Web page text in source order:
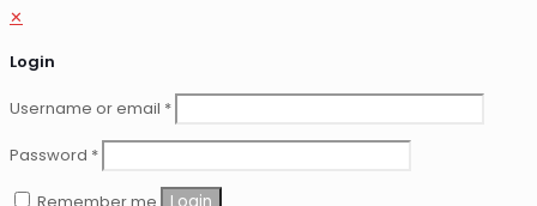
✕
Login
Username or email *
Password *